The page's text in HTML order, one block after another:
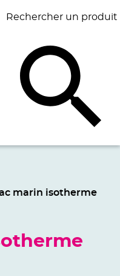
Rechercher un produit
BUREAU
marin isotherme